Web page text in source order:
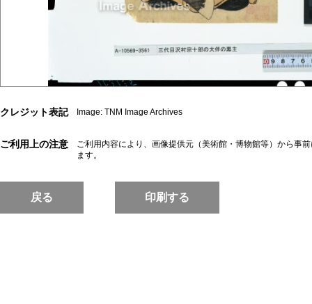
クレジット表記 Image: TNM Image Archives
ご利用上の注意
ご利用内容により、画像提供元（美術館・博物館等）から事
ます。
戻る 印刷する